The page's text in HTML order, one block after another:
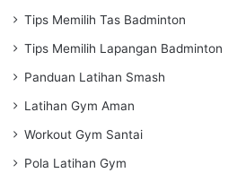
Tips Memilih Tas Badminton
Tips Memilih Lapangan Badminton
Panduan Latihan Smash
Latihan Gym Aman
Workout Gym Santai
Pola Latihan Gym